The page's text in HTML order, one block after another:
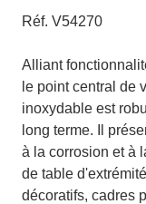
Réf. V54270
Alliant
le point central de
inoxydable est
long terme. Il
à la corrosion et à
de table
décoratifs, cadres